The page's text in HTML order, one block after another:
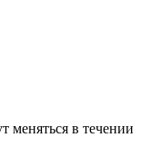
меняться в течении